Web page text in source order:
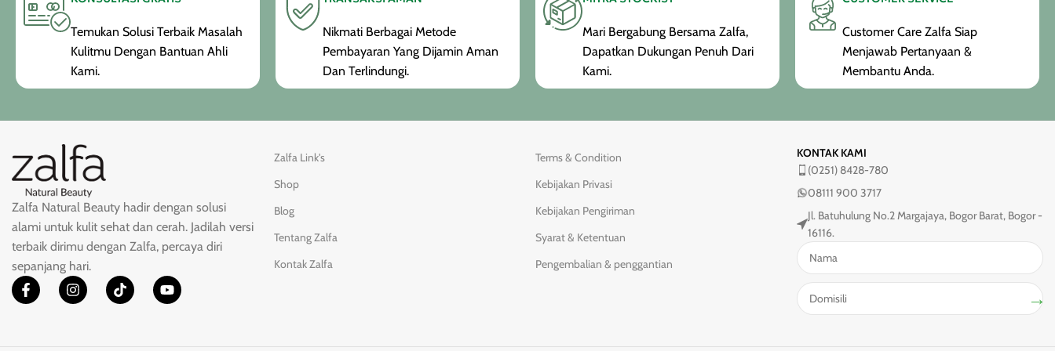
Temukan Solusi Terbaik Masalah
Kulitmu Dengan Bantuan Ahli
Kami.
Nikmati Berbagai Metode
Pembayaran Yang Dijamin Aman
Dan Terlindungi.
Mari Bergabung Bersama Zalfa,
Dapatkan Dukungan Penuh Dari
Kami.
Customer Care Zalfa Siap
Menjawab Pertanyaan &
Membantu Anda.
Zalfa Natural Beauty hadir dengan solusi
alami untuk kulit sehat dan cerah. Jadilah versi
terbaik dirimu dengan Zalfa, percaya diri
sepanjang hari.
Zalfa Link's
Shop
Blog
Tentang Zalfa
Kontak Zalfa
Terms & Condition
Kebijakan Privasi
Kebijakan Pengiriman
Syarat & Ketentuan
Pengembalian & penggantian
KONTAK KAMI
(0251) 8428-780
08111 900 3717
Jl. Batuhulung No.2 Margajaya, Bogor Barat, Bogor -
16116.
→